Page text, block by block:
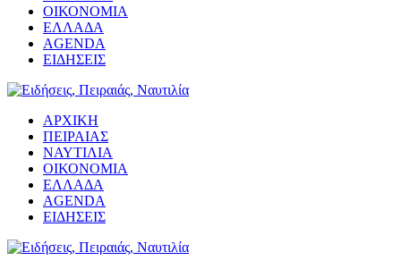
ΟΙΚΟΝΟΜΙΑ
ΕΛΛΑΔΑ
AGENDA
ΕΙΔΗΣΕΙΣ
ΑΡΧΙΚΗ
ΠΕΙΡΑΙΑΣ
ΝΑΥΤΙΛΙΑ
ΟΙΚΟΝΟΜΙΑ
ΕΛΛΑΔΑ
AGENDA
ΕΙΔΗΣΕΙΣ